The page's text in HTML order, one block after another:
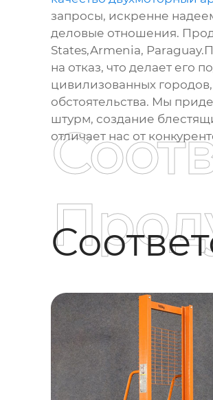
запросы, искренне
деловые отношения.
States,Armenia,
на отказ, что делает
цивилизованных
обстоятельства. Мы
штурм, создание
отличает нас от